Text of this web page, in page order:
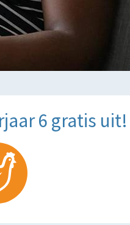
6 gratis uit!